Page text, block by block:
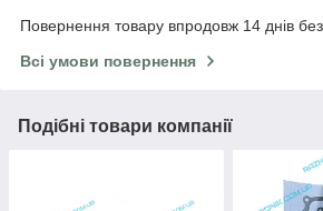
Повернення товару впродовж 14 днів
Всі умови повернення
Подібні товари компанії